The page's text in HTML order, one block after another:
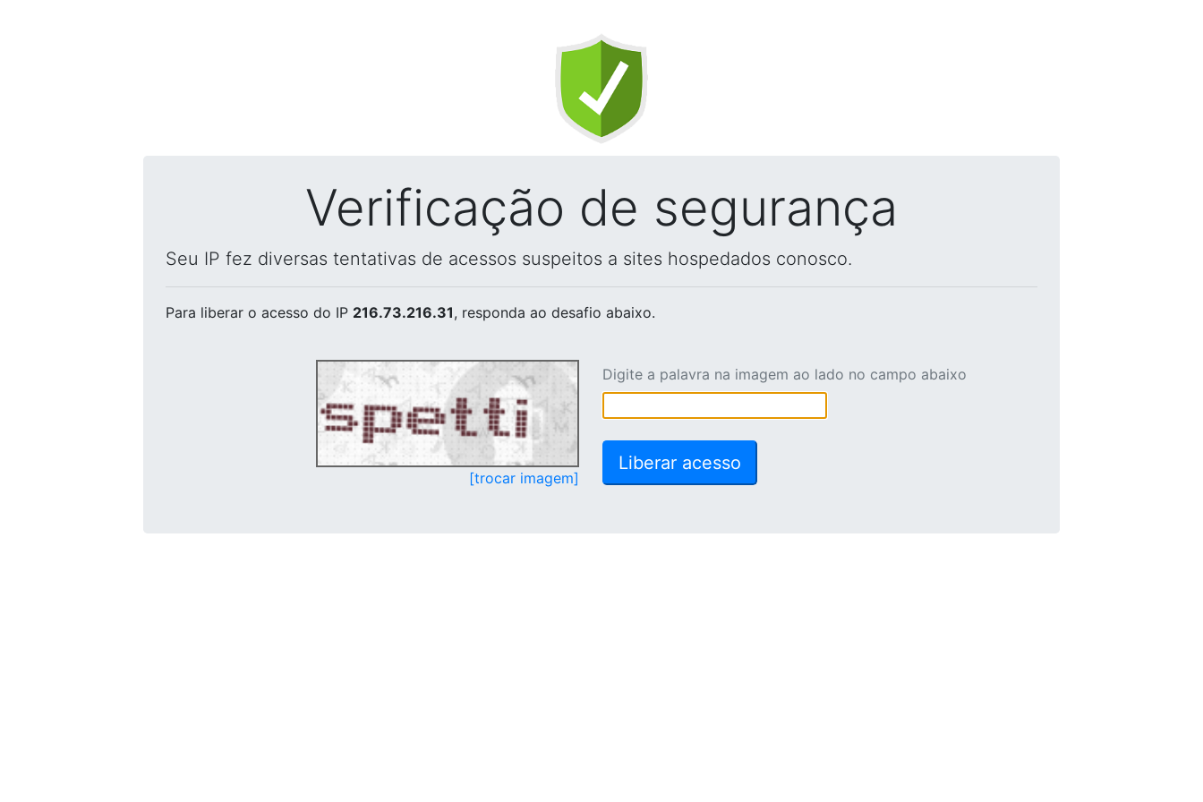
Verificação de segurança
Seu IP fez diversas tentativas de acessos suspeitos a sites hospedados conosco.
Para liberar o acesso do IP 216.73.216.31, responda ao desafio abaixo.
[trocar imagem]
Digite a palavra na imagem ao lado no campo abaixo